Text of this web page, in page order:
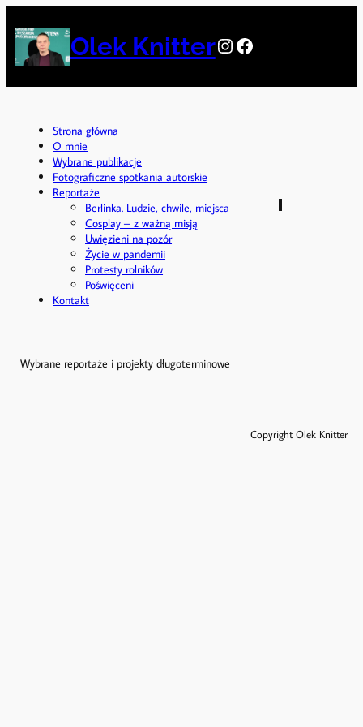
do
treści
Olek KnitterInstagram
Facebook
Strona główna
O mnie
Wybrane publikacje
Fotograficzne spotkania autorskie
Reportaże
Berlinka. Ludzie, chwile, miejsca
Cosplay – z ważną misją
Uwięzieni na pozór
Życie w pandemii
Protesty rolników
Poświęceni
Kontakt
Wybrane reportaże i projekty długoterminowe
Copyright Olek Knitter